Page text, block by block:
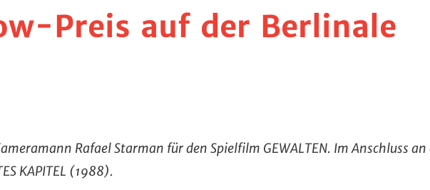
Preis auf der Berlinale
Rafael Starman für den Spielfilm GEWALTEN. Im Anschluss an
KAPITEL (1988).